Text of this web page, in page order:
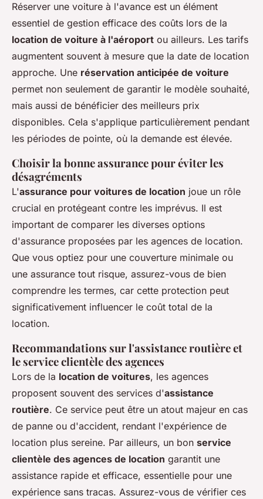
Réserver une voiture à l'avance est un élément
essentiel de gestion efficace des coûts lors de la
location de voiture à l'aéroport ou ailleurs. Les tarifs
augmentent souvent à mesure que la date de location
approche. Une réservation anticipée de voiture
permet non seulement de garantir le modèle souhaité,
mais aussi de bénéficier des meilleurs prix
disponibles. Cela s'applique particulièrement pendant
les périodes de pointe, où la demande est élevée.
Choisir la bonne assurance pour éviter les
désagréments
L'assurance pour voitures de location joue un rôle
crucial en protégeant contre les imprévus. Il est
important de comparer les diverses options
d'assurance proposées par les agences de location.
Que vous optiez pour une couverture minimale ou
une assurance tout risque, assurez-vous de bien
comprendre les termes, car cette protection peut
significativement influencer le coût total de la
location.
Recommandations sur l'assistance routière et
le service clientèle des agences
Lors de la location de voitures, les agences
proposent souvent des services d'assistance
routière. Ce service peut être un atout majeur en cas
de panne ou d'accident, rendant l'expérience de
location plus sereine. Par ailleurs, un bon service
clientèle des agences de location garantit une
assistance rapide et efficace, essentielle pour une
expérience sans tracas. Assurez-vous de vérifier ces